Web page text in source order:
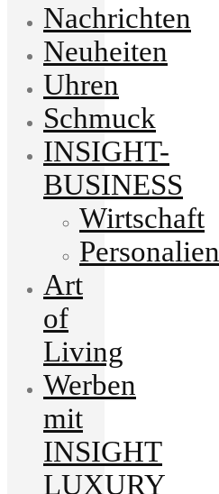
Nachrichten
Neuheiten
Uhren
Schmuck
INSIGHT-
BUSINESS
Wirtschaft
Personalien
Art
of
Living
Werben
mit
INSIGHT
LUXURY